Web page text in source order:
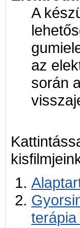
A
az
során